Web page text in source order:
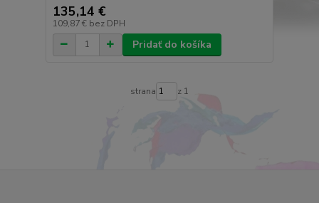
135,14 €
109,87 € bez DPH
Pridať do košíka
strana z 1